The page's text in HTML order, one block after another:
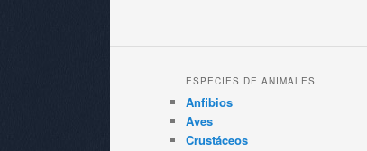
ESPECIES DE ANIMALES
Anfibios
Aves
Crustáceos